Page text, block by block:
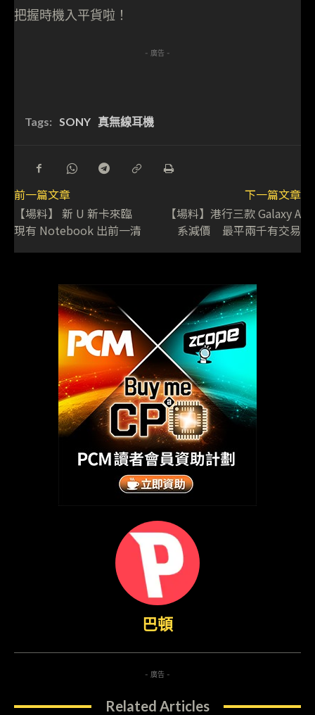
把握時機入平貨啦！
- 廣告 -
Tags: SONY 真無線耳機
前一篇文章
【場料】 新 U 新卡來臨
現有 Notebook 出前一清
下一篇文章
【場料】港行三款 Galaxy A
系減價 最平兩千有交易
巴頓
- 廣告 -
Related Articles